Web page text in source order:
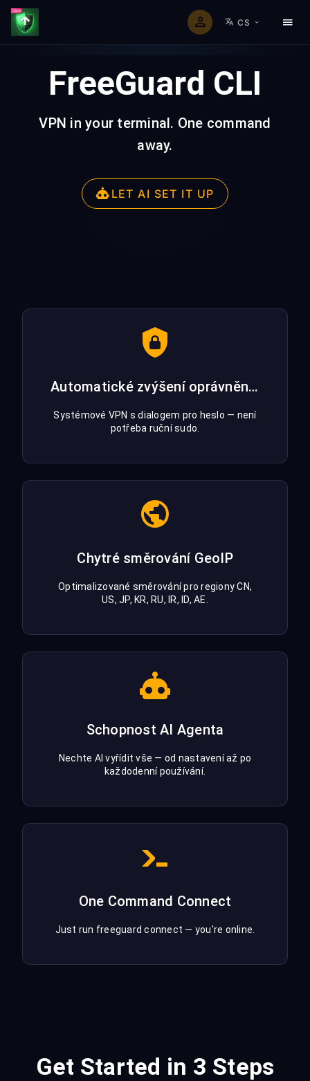
CS
FreeGuard CLI
VPN in your terminal. One command
away.
LET AI SET IT UP
Automatické zvýšení oprávnění pro TUN
Systémové VPN s dialogem pro heslo — není
potřeba ruční sudo.
Chytré směrování GeoIP
Optimalizované směrování pro regiony CN,
US, JP, KR, RU, IR, ID, AE.
Schopnost AI Agenta
Nechte AI vyřídit vše — od nastavení až po
každodenní používání.
One Command Connect
Just run freeguard connect — you're online.
Get Started in 3 Steps